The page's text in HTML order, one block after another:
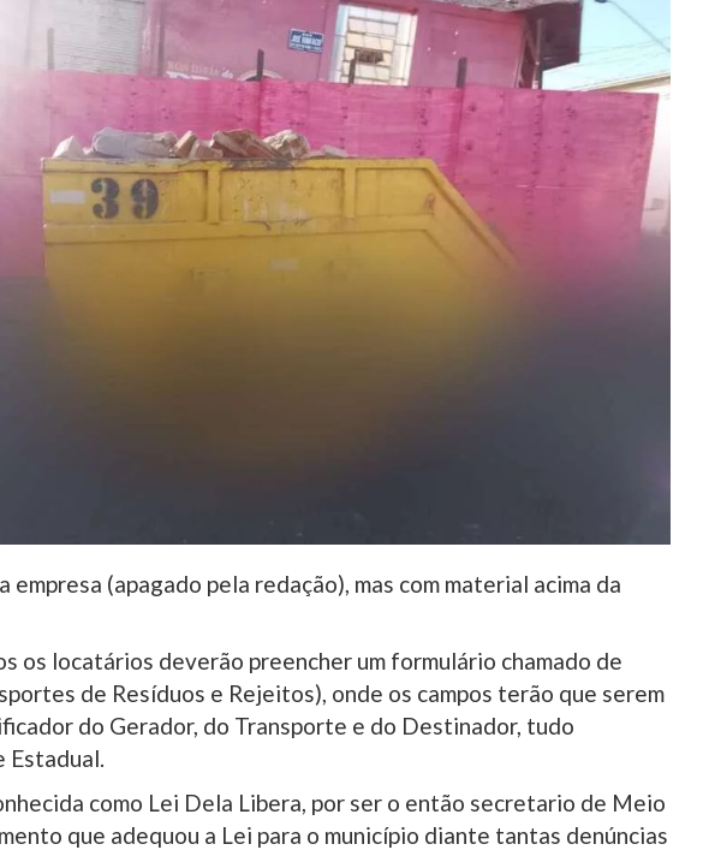
empresa (apagado pela redação), mas com material acima da
os locatários deverão preencher um formulário chamado de
de Resíduos e Rejeitos), onde os campos terão que serem
do Gerador, do Transporte e do Destinador, tudo
Estadual.
como Lei Dela Libera, por ser o então secretario de Meio
que adequou a Lei para o município diante tantas denúncias